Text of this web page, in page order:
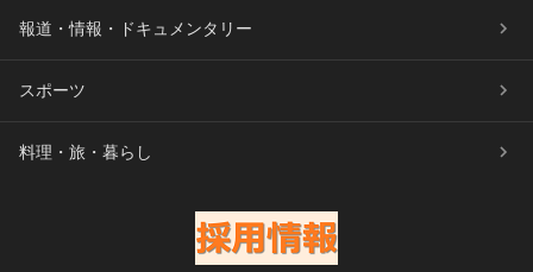
報道・情報・ドキュメンタリー
スポーツ
料理・旅・暮らし